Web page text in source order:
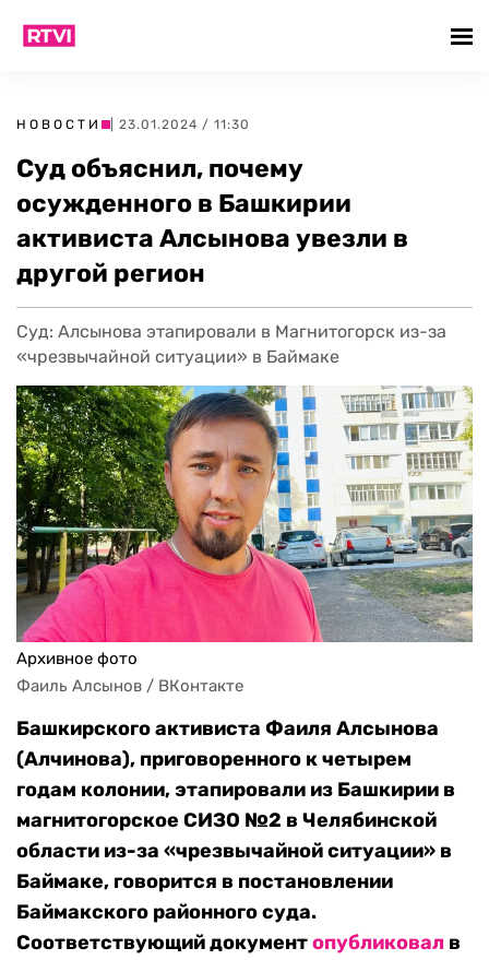
НОВОСТИ | 23.01.2024 / 11:30
Суд объяснил, почему
осужденного в Башкирии
активиста Алсынова увезли в
другой регион
Суд: Алсынова этапировали в Магнитогорск из-за
«чрезвычайной ситуации» в Баймаке
Архивное фото
Фаиль Алсынов / ВКонтакте
Башкирского активиста Фаиля Алсынова
(Алчинова), приговоренного к четырем
годам колонии, этапировали из Башкирии в
магнитогорское СИЗО №2 в Челябинской
области из-за «чрезвычайной ситуации» в
Баймаке, говорится в постановлении
Баймакского районного суда.
Соответствующий документопубликовал в